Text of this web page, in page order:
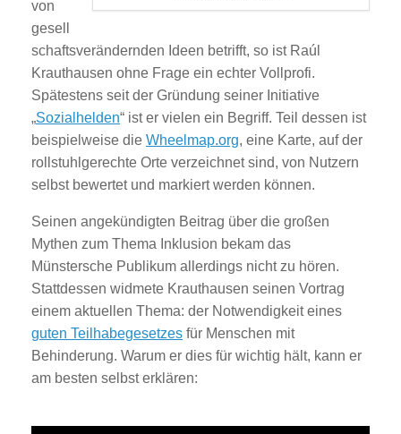
von
gesell
schaftsverändernden Ideen betrifft, so ist Raúl
Krauthausen ohne Frage ein echter Vollprofi.
Spätestens seit der Gründung seiner Initiative
„Sozialhelden“ ist er vielen ein Begriff. Teil dessen ist
beispielweise die Wheelmap.org, eine Karte, auf der
rollstuhlgerechte Orte verzeichnet sind, von Nutzern
selbst bewertet und markiert werden können.
Seinen angekündigten Beitrag über die großen
Mythen zum Thema Inklusion bekam das
Münstersche Publikum allerdings nicht zu hören.
Stattdessen widmete Krauthausen seinen Vortrag
einem aktuellen Thema: der Notwendigkeit eines
guten Teilhabegesetzes für Menschen mit
Behinderung. Warum er dies für wichtig hält, kann er
am besten selbst erklären: